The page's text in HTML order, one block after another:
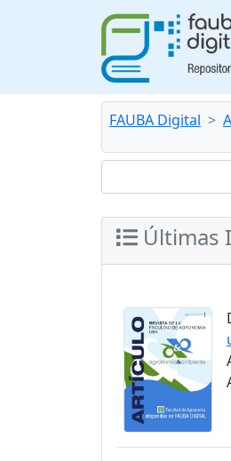
FAUBA Digital
Últimas